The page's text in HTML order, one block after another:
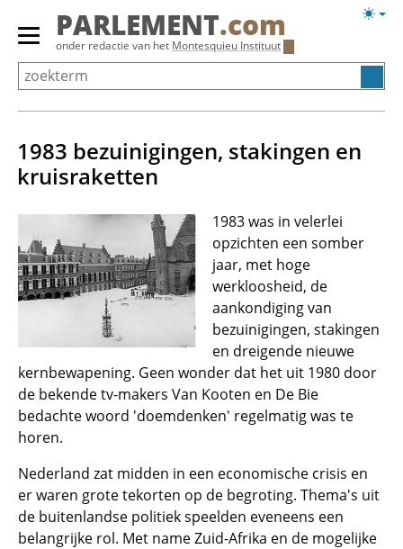
Overslaan
Primair
menu
tonen/verbergen
PARLEMENT.com
onder redactie van het Montesquieu Instituut
1983 bezuinigingen, stakingen en
kruisraketten
1983 was in velerlei
opzichten een somber
jaar, met hoge
werkloosheid, de
aankondiging van
bezuinigingen, stakingen
en dreigende nieuwe
kernbewapening. Geen wonder dat het uit 1980 door
de bekende tv-makers Van Kooten en De Bie
bedachte woord 'doemdenken' regelmatig was te
horen.
Nederland zat midden in een economische crisis en
er waren grote tekorten op de begroting. Thema's uit
de buitenlandse politiek speelden eveneens een
belangrijke rol. Met name Zuid-Afrika en de mogelijke